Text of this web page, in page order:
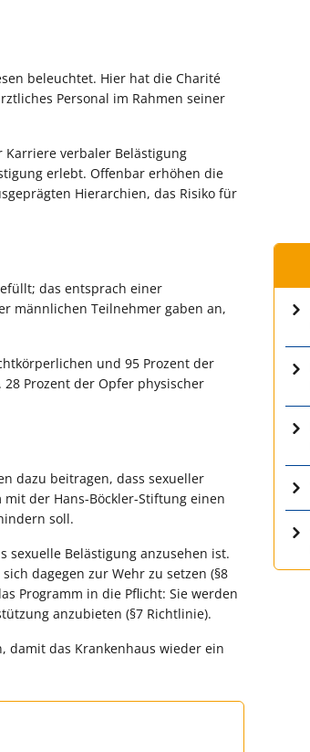
beleuchtet. Hier hat die Charité
Personal im Rahmen seiner
Karriere verbaler Belästigung
erlebt. Offenbar erhöhen die
Hierarchien, das Risiko für
das entsprach einer
männlichen Teilnehmer gaben an,
und 95 Prozent der
Prozent der Opfer physischer
dazu beitragen, dass sexueller
der Hans-Böckler-Stiftung einen
soll.
sexuelle Belästigung anzusehen ist.
dagegen zur Wehr zu setzen (§8
Programm in die Pflicht: Sie werden
anzubieten (§7 Richtlinie).
damit das Krankenhaus wieder ein